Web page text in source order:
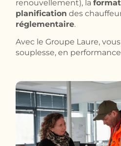
renouvellement), la
planification des
réglementaire.
Avec le Groupe Laure,
souplesse, en